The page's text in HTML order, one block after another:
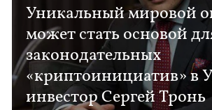
Уникальный мировой
может стать основой
законодательных
«криптоинициатив» в
инвестор Сергей Тронь